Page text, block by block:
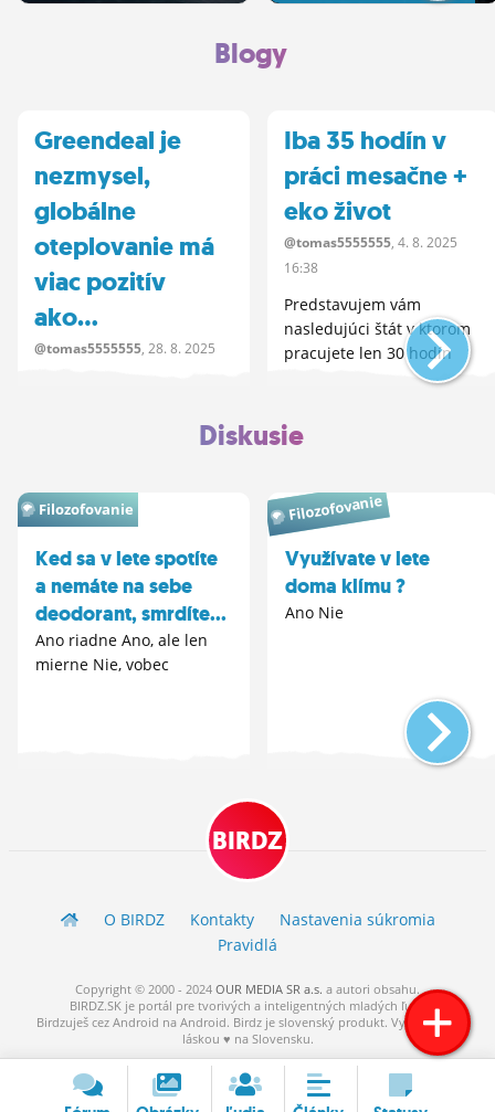
Blogy
Greendeal je
nezmysel,
globálne
oteplovanie má
viac pozitív
ako...
@tomas5555555, 28. 8. 2025
sk/lipka/gallery/49EKTGQ3N3-
pozitíva globálneho
otepľovania a ukážem
prečo má viac +...
Iba 35 hodín v
práci mesačne +
eko život
@tomas5555555, 4. 8. 2025
16:38
Predstavujem vám
nasledujúci štát v ktorom
pracujete len 30 hodín
mesačne, dýchate čistý
Diskusie
Filozofovanie
Ked sa v lete spotíte
a nemáte na sebe
deodorant, smrdíte...
Ano riadne Ano, ale len
mierne Nie, vobec
Filozofovanie
Využívate v lete
doma klímu ?
Ano Nie
BIRDZ
O BIRDZ Kontakty
Nastavenia súkromia
Pravidlá
Copyright © 2000 - 2024 OUR MEDIA SR a.s. a autori obsahu.
BIRDZ.SK je portál pre tvorivých a inteligentných mladých ľudí.
Birdzuješ cez Android na Android. Birdz je slovenský produkt. Vytvorené s
láskou ♥ na Slovensku.